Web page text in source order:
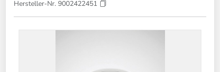
Hersteller-Nr. 9002422451